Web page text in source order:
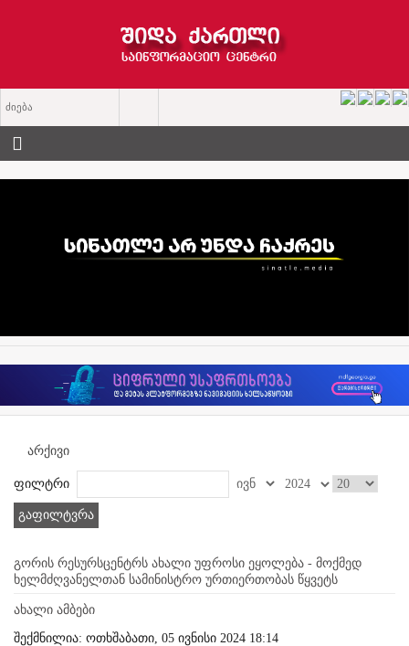
არქივი
ფილტრი
გაფილტვრა
გორის რესურსცენტრს ახალი უფროსი ეყოლება - მოქმედ
ხელმძღვანელთან სამინისტრო ურთიერთობას წყვეტს
ახალი ამბები
შექმნილია: ოთხშაბათი, 05 ივნისი 2024 18:14